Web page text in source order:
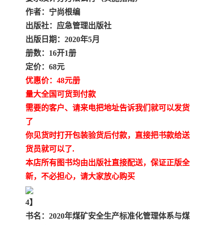
作者：宁尚根编
出版社：应急管理出版社
出版日期：2020年5月
册数：16开1册
定价：68元
优惠价：48元册
量大全国可货到付款
需要的客户、请来电把地址告诉我们就可以发货
了
你见货时打开包装验货后付款，直接把书款给送
货员就可以了.
本店所有图书均由出版社直接配送，保证正版全
新，不必担心，请大家放心购买
4】
书名：2020年煤矿安全生产标准化管理体系与煤